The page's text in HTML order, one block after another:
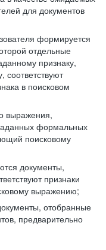
для документов
формируется
отдельные
признаку,
соответствуют
в поисковом
выражения,
формальных
поисковому
документы,
признаки
выражению;
отобранные
предварительно